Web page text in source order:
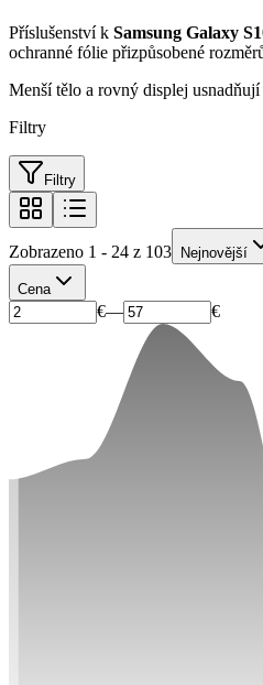
Příslušenství k Samsung Galaxy
ochranné fólie přizpůsobené
Menší tělo a rovný displej
Filtry
Filtry
Zobrazeno 1 - 24 z 103 Nejnovější
Cena
€— €